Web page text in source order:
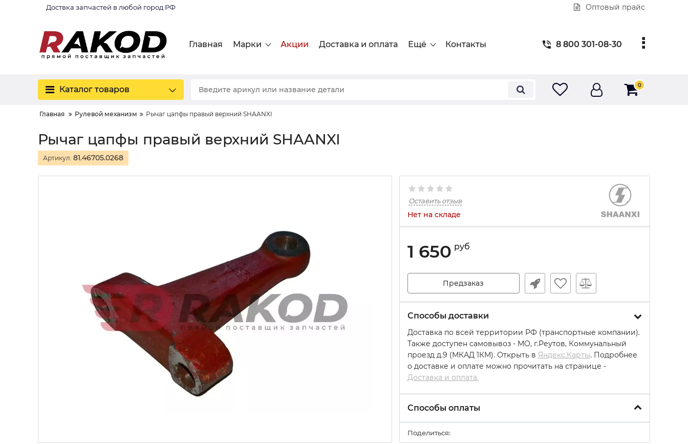
Доствка запчастей в любой город РФ Оптовый прайс
Главная Марки Акции Доставка и оплата Ещё Контакты 8 800 301-08-30
Каталог товаров 0
Главная Рулевой механизм Рычаг цапфы правый верхний SHAANXI
Рычаг цапфы правый верхний SHAANXI
Артикул: 81.46705.0268
Оставить отзыв
Нет на складе
1 650 руб
Предзаказ
Способы доставки
Доставка по всей территории РФ (транспортные компании).
Также доступен самовывоз - МО, г.Реутов, Коммунальный
проезд д.9 (МКАД 1КМ). Открыть в Яндекс.Карты. Подробнее
о доставке и оплате можно прочитать на странице -
Доставка и оплата.
Способы оплаты
Поделиться: